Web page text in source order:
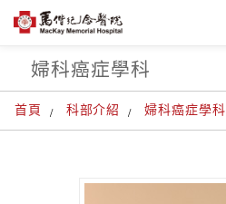
首頁 科部介紹 婦科癌症學科
婦科癌症學科